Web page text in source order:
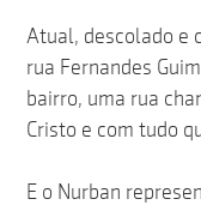
Atual, descolado e
rua Fernandes
bairro, uma rua
Cristo e com tudo
E o Nurban